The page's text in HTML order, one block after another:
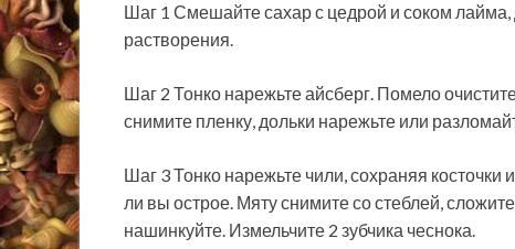
Шаг 1 Смешайте сахар с цедрой и соком
растворения.
Шаг 2 Тонко нарежьте айсберг. Помело
снимите пленку, дольки нарежьте или
Шаг 3 Тонко нарежьте чили, сохраняя косточки
ли вы острое. Мяту снимите со стеблей,
нашинкуйте. Измельчите 2 зубчика чеснока.